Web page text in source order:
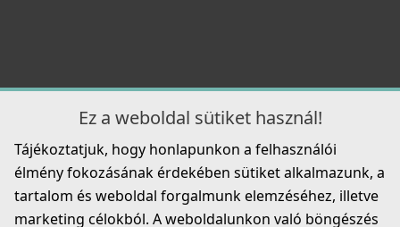
ELLECI - Mosogatótálca Quadra 350 K95
LKQ35095
147 990 Ft
Részletek
ELLECI - Csaptelep Stream Plus G51
Ez a weboldal sütiket használ!
Tájékoztatjuk, hogy honlapunkon a felhasználói
élmény fokozásának érdekében sütiket alkalmazunk, a
tartalom és weboldal forgalmunk elemzéséhez, illetve
marketing célokból. A weboldalunkon való böngészés